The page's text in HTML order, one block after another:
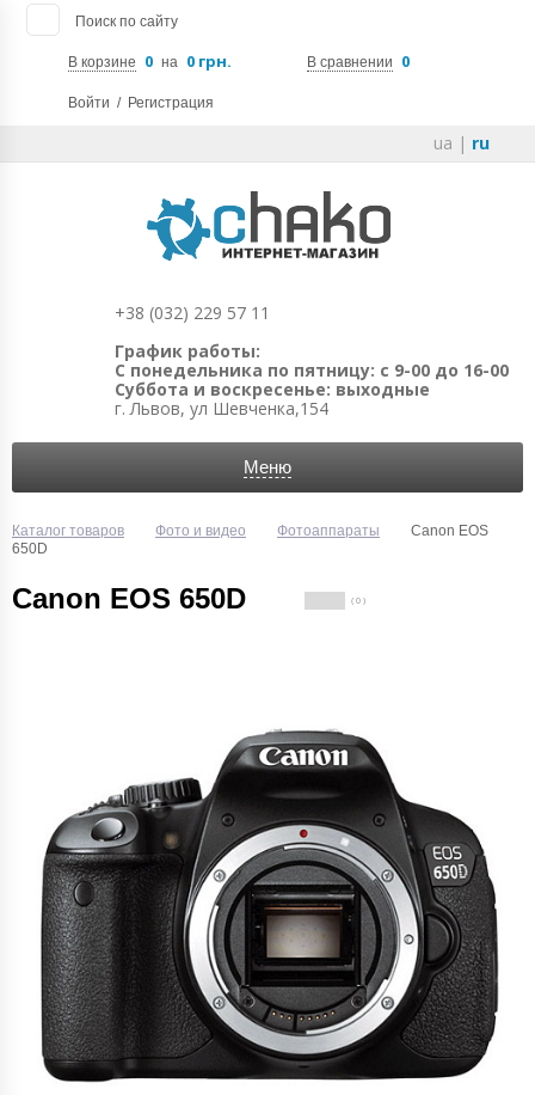
Поиск по сайту
В корзине 0 на 0 грн. В сравнении 0
Войти / Регистрация
ua | ru
+38 (032) 229 57 11
График работы:
С понедельника по пятницу: с 9-00 до 16-00
Суббота и воскресенье: выходные
г. Львов, ул Шевченка,154
Меню
Каталог товаров Фото и видео Фотоаппараты
Canon EOS
650D
Canon EOS 650D ( 0 )